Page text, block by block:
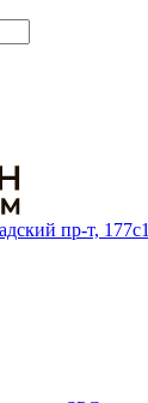
пр‑т, 177с1